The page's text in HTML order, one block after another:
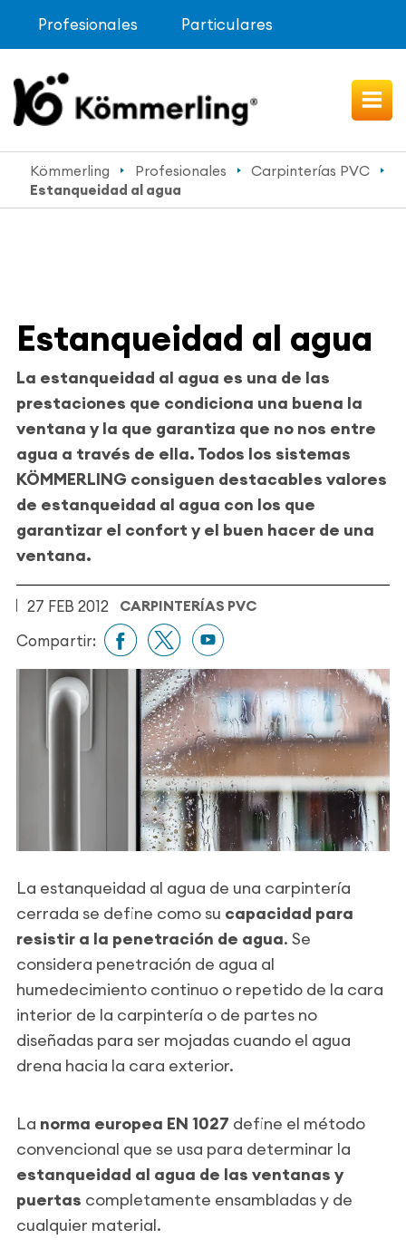
Profesionales Particulares
Kömmerling Profesionales
Carpinterías PVC
Estanqueidad al agua
Estanqueidad al agua
La estanqueidad al agua es una de las
prestaciones que condiciona una buena la
ventana y la que garantiza que no nos entre
agua a través de ella. Todos los sistemas
KÖMMERLING consiguen destacables valores
de estanqueidad al agua con los que
garantizar el confort y el buen hacer de una
ventana.
27 FEB 2012 CARPINTERÍAS PVC
Compartir:
La estanqueidad al agua de una carpintería
cerrada se define como su capacidad para
resistir a la penetración de agua. Se
considera penetración de agua al
humedecimiento continuo o repetido de la cara
interior de la carpintería o de partes no
diseñadas para ser mojadas cuando el agua
drena hacia la cara exterior.
La norma europea EN 1027 define el método
convencional que se usa para determinar la
estanqueidad al agua de las ventanas y
puertas completamente ensambladas y de
cualquier material.